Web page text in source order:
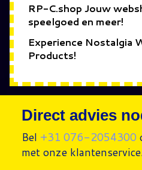
RP-C.shop Jouw
speelgoed en meer!
Experience Nostalgia
Products!
Direct advies
Bel +31 076-2054300
met onze